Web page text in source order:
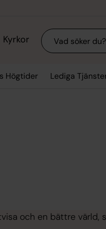
Kyrkor Sök
Högtider Lediga
och en bättre värld,